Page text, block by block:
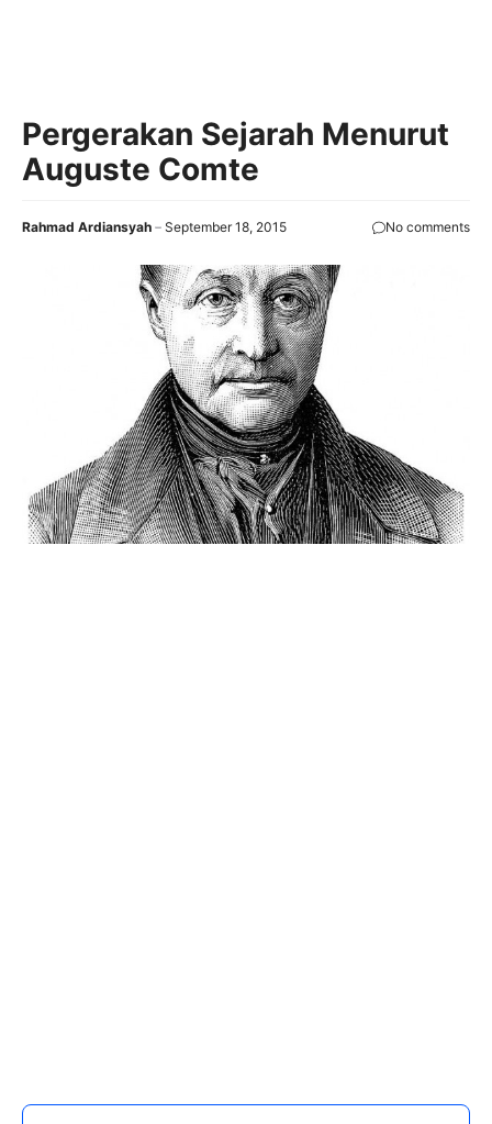
Pergerakan Sejarah Menurut
Auguste Comte
Rahmad Ardiansyah September 18, 2015 No comments